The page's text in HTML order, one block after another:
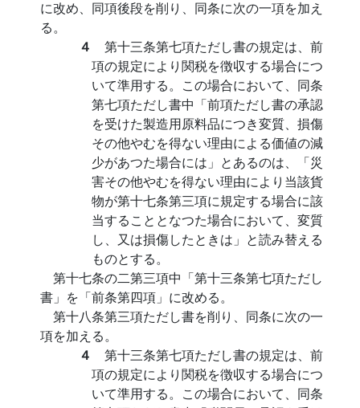
に改め、同項後段を削り、同条に次の一項を加え
る。
４ 第十三条第七項ただし書の規定は、前
項の規定により関税を徴収する場合につ
いて準用する。この場合において、同条
第七項ただし書中「前項ただし書の承認
を受けた製造用原料品につき変質、損傷
その他やむを得ない理由による価値の減
少があつた場合には」とあるのは、「災
害その他やむを得ない理由により当該貨
物が第十七条第三項に規定する場合に該
当することとなつた場合において、変質
し、又は損傷したときは」と読み替える
ものとする。
第十七条の二第三項中「第十三条第七項ただし
書」を「前条第四項」に改める。
第十八条第三項ただし書を削り、同条に次の一
項を加える。
４ 第十三条第七項ただし書の規定は、前
項の規定により関税を徴収する場合につ
いて準用する。この場合において、同条